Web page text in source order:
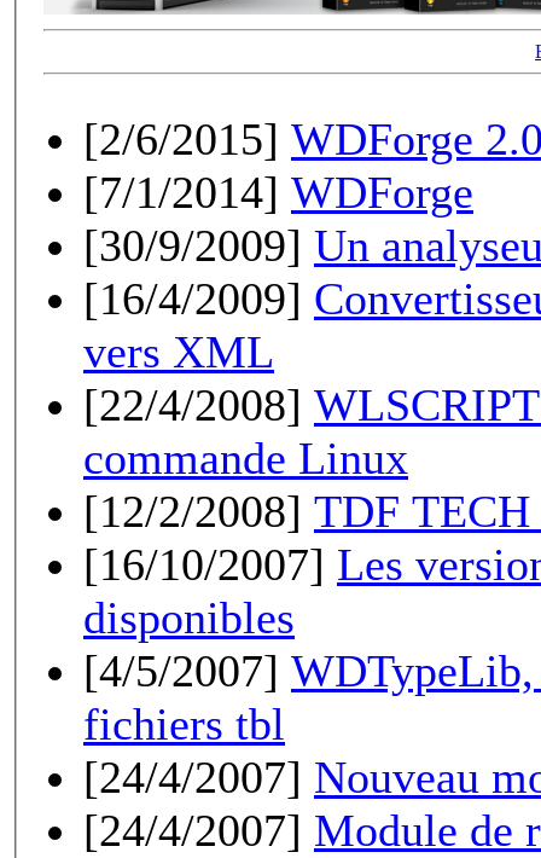
[2/6/2015] WDForge
[7/1/2014] WDForge
[30/9/2009] Un
[16/4/2009]
vers XML
[22/4/2008]
commande Linux
[12/2/2008] TDF TECH
[16/10/2007] Les
disponibles
[4/5/2007] WDTypeLib,
fichiers tbl
[24/4/2007] Nouveau
[24/4/2007] Module de